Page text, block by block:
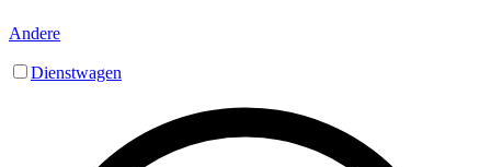
Andere
Dienstwagen